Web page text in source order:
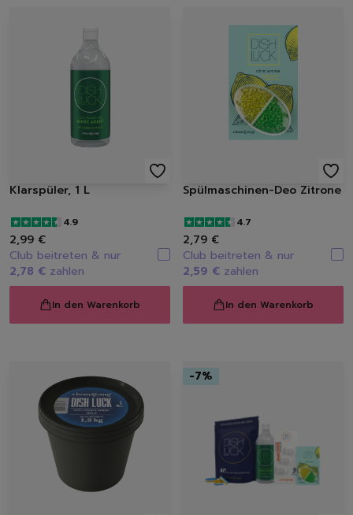
Klarspüler, 1 L
4.9
2,99 €
Club beitreten & nur
2,78 € zahlen
In den Warenkorb
Spülmaschinen-Deo Zitrone
4.7
2,79 €
Club beitreten & nur
2,59 € zahlen
In den Warenkorb
-7%